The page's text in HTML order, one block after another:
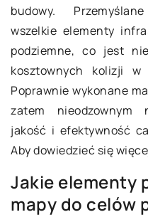
budowy.
wszelkie elementy
podziemne, co jest
kosztownych kolizji
Poprawnie wykonane
zatem nieodzownym
jakość i efektywność
Aby dowiedzieć się
Jakie elementy
mapy do celów